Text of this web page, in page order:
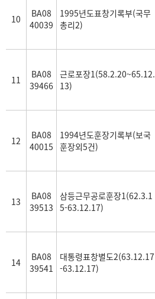
10
BA08
40039
1995년도표창기록부(국무
총리2)
11
BA08
39466
근로포장1(58.2.20~65.12.
13)
12
BA08
40015
1994년도훈장기록부(보국
훈장외5건)
13
BA08
39513
삼등근무공로훈장1(62.3.1
5-63.12.17)
14
BA08
39541
대통령표창별도2(63.12.17
-63.12.17)